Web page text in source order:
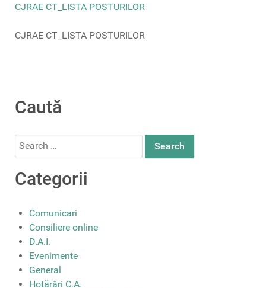
CJRAE CT_LISTA POSTURILOR
CJRAE CT_LISTA POSTURILOR
Caută
Search
Categorii
Comunicari
Consiliere online
D.A.I.
Evenimente
General
Hotărâri C.A.